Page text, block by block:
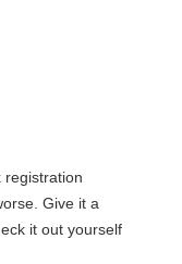
registration
Give it a
it out yourself